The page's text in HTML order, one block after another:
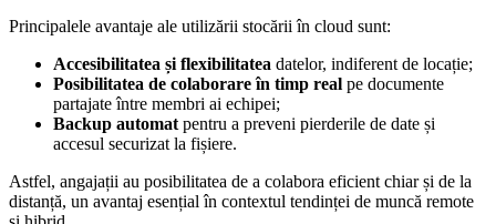
Principalele avantaje ale utilizării stocării în cloud sunt:
Accesibilitatea și flexibilitatea datelor, indiferent de locație;
Posibilitatea de colaborare în timp real pe documente
partajate între membri ai echipei;
Backup automat pentru a preveni pierderile de date și
accesul securizat la fișiere.
Astfel, angajații au posibilitatea de a colabora eficient chiar și de la
distanță, un avantaj esențial în contextul tendinței de muncă remote